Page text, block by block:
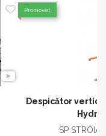
Despicător
SP STROIA
Promovat